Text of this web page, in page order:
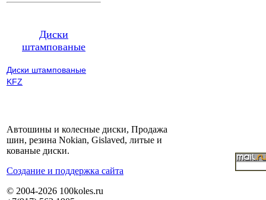
Диски
штампованые
Диски штампованые
KFZ
Автошины и колесные диски, Продажа
шин, резина Nokian, Gislaved, литые и
кованые диски.
Cоздание и поддержка сайта
© 2004-2026 100koles.ru